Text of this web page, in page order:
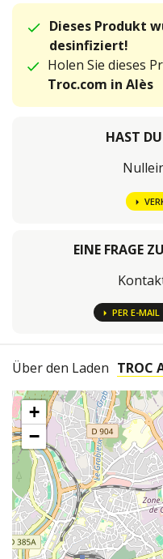
Dieses Produkt
desinfiziert!
Holen Sie dieses
Troc.com in Alès
HAST
EINE FRAGE
PER E-MAIL
Über den Laden TROC
+
−